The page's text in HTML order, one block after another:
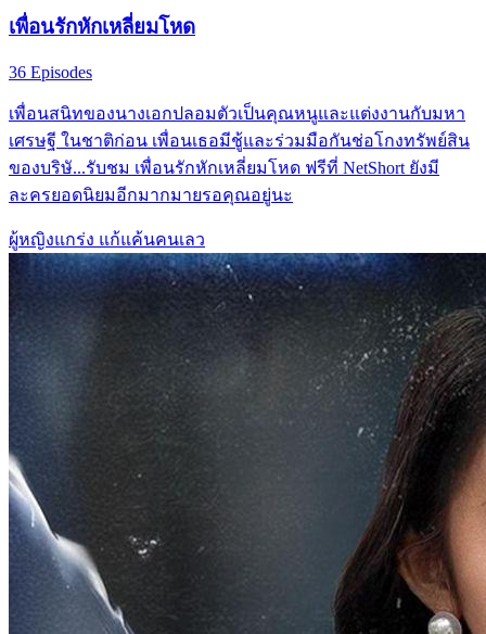
เพื่อนรักหักเหลี่ยมโหด
36 Episodes
เพื่อนสนิทของนางเอกปลอมตัวเป็นคุณหนูและแต่งงานกับมหา
เศรษฐี ในชาติก่อน เพื่อนเธอมีชู้และร่วมมือกันช่อโกงทรัพย์สิน
ของบริษั...รับชม เพื่อนรักหักเหลี่ยมโหด ฟรีที่ NetShort ยังมี
ละครยอดนิยมอีกมากมายรอคุณอยู่นะ
ผู้หญิงแกร่ง แก้แค้นคนเลว